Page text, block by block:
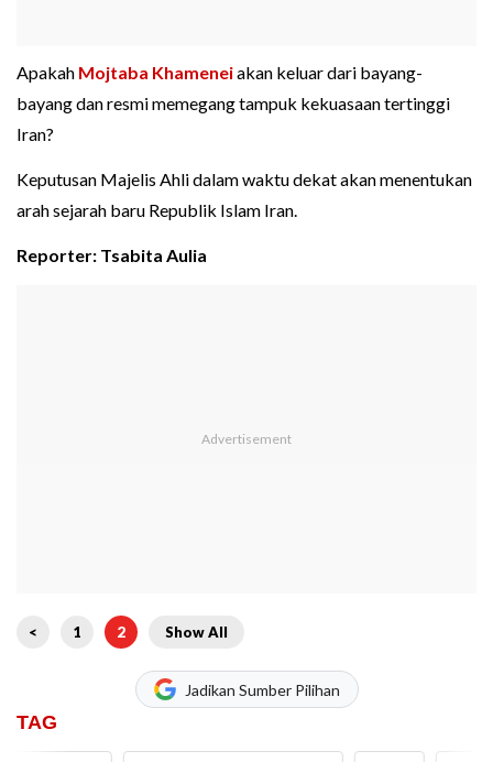
Apakah Mojtaba Khameneiakan keluar dari bayang-
bayang dan resmi memegang tampuk kekuasaan tertinggi
Iran?
Keputusan Majelis Ahli dalam waktu dekat akan menentukan
arah sejarah baru Republik Islam Iran.
Reporter: Tsabita Aulia
< 1 2 Show All
Jadikan Sumber Pilihan
TAG